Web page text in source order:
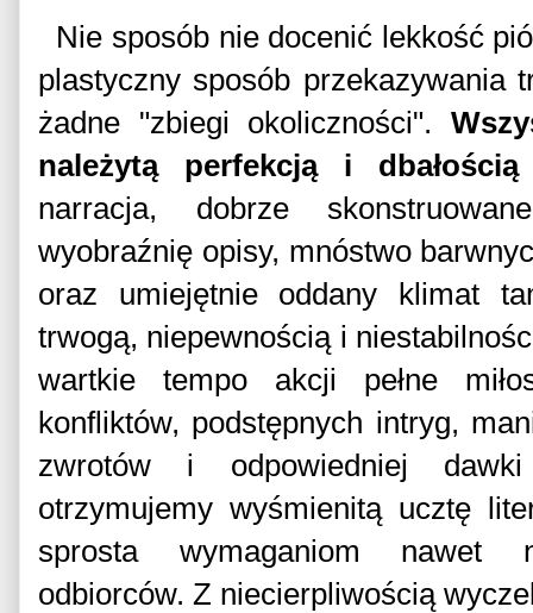
Nie sposób nie docenić lekkość
plastyczny sposób przekazywania
żadne "zbiegi okoliczności".
należytą perfekcją i
narracja, dobrze
wyobraźnię opisy, mnóstwo
oraz umiejętnie oddany klimat
trwogą, niepewnością i
wartkie tempo akcji pełne
konfliktów, podstępnych intryg,
zwrotów i odpowiedniej
otrzymujemy wyśmienitą ucztę
sprosta wymaganiom nawet
odbiorców. Z niecierpliwością